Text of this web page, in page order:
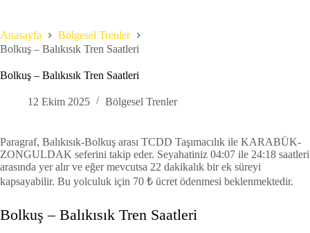
Anasayfa
Bölgesel Trenler
Bolkuş – Balıkısık Tren Saatleri
Bolkuş – Balıkısık Tren Saatleri
12 Ekim 2025 Bölgesel Trenler
Paragraf, Balıkısık-Bolkuş arası TCDD Taşımacılık ile KARABÜK-
ZONGULDAK seferini takip eder. Seyahatiniz 04:07 ile 24:18 saatleri
arasında yer alır ve eğer mevcutsa 22 dakikalık bir ek süreyi
kapsayabilir. Bu yolculuk için 70 ₺ ücret ödenmesi beklenmektedir.
Bolkuş – Balıkısık Tren Saatleri